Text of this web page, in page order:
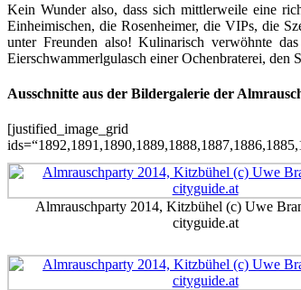
Kein Wunder also, dass sich mittlerweile eine
Einheimischen, die Rosenheimer, die VIPs, die
unter Freunden also! Kulinarisch verwöhnte
Eierschwammerlgulasch einer Ochenbraterei,
Ausschnitte aus der Bildergalerie der
[justified_image_grid
Almrauschparty 2014, Kitzbühel (c) Uwe
cityguide.at